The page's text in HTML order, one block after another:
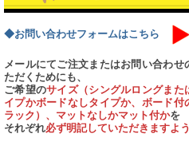
◆お問い合わせフォームはこちら
メールにてご注文またはお問い合わ
ただくためにも、
ご希望のサイズ（シングルロングま
イプかボードなしタイプか、ボード
ラック）、マットなしかマット付かを
それぞれ必ず明記していただきますよ